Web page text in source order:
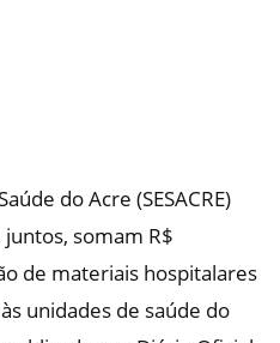
do Acre (SESACRE)
somam R$
de materiais hospitalares
unidades de saúde do